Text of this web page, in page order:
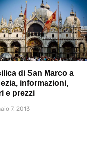
di San Marco a
informazioni,
e prezzi
7, 2013